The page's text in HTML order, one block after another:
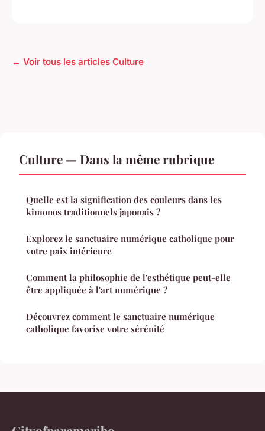
← Voir tous les articles Culture
Culture — Dans la même rubrique
Quelle est la signification des couleurs dans les
kimonos traditionnels japonais ?
Explorez le sanctuaire numérique catholique pour
votre paix intérieure
Comment la philosophie de l'esthétique peut-elle
être appliquée à l'art numérique ?
Découvrez comment le sanctuaire numérique
catholique favorise votre sérénité